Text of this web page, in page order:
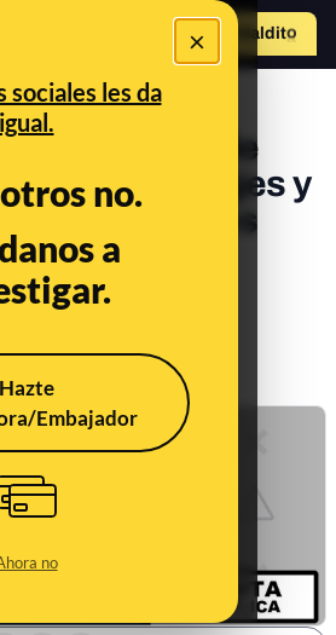
×
sociales les da
igual.
no.
a
Hazte
Embajador
no
Hazte Maldito
la cuenta de
los viajes y
de CO₂ de los
de los
AM